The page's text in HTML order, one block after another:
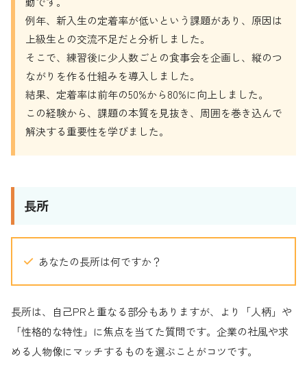
例年、新入生の定着率が低いという課題があり、原因は
上級生との交流不足だと分析しました。
そこで、練習後に少人数ごとの食事会を企画し、縦のつ
ながりを作る仕組みを導入しました。
結果、定着率は前年の50%から80%に向上しました。
この経験から、課題の本質を見抜き、周囲を巻き込んで
解決する重要性を学びました。
長所
あなたの長所は何ですか？
長所は、自己PRと重なる部分もありますが、より「人柄」や
「性格的な特性」に焦点を当てた質問です。企業の社風や求
める人物像にマッチするものを選ぶことがコツです。